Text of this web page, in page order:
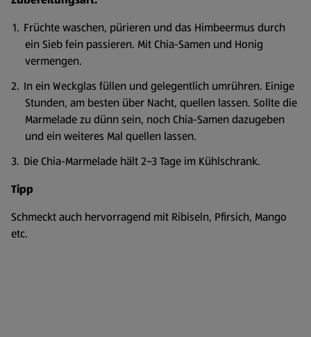
Früchte waschen, pürieren und das Himbeermus durch
ein Sieb fein passieren. Mit Chia-Samen und Honig
vermengen.
In ein Weckglas füllen und gelegentlich umrühren. Einige
Stunden, am besten über Nacht, quellen lassen. Sollte die
Marmelade zu dünn sein, noch Chia-Samen dazugeben
und ein weiteres Mal quellen lassen.
Die Chia-Marmelade hält 2–3 Tage im Kühlschrank.
Tipp
Schmeckt auch hervorragend mit Ribiseln, Pfirsich, Mango
etc.